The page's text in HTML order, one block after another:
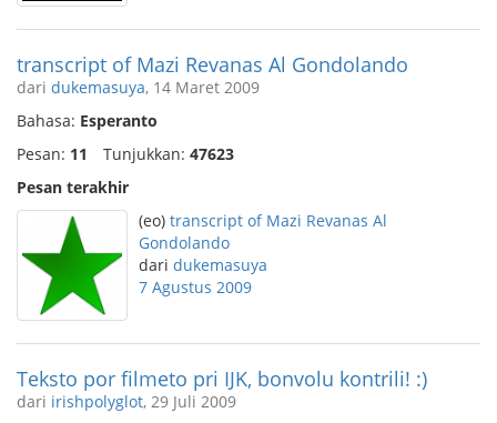
transcript of Mazi Revanas Al Gondolando
dari dukemasuya, 14 Maret 2009
Bahasa: Esperanto
Pesan: 11 Tunjukkan: 47623
Pesan terakhir
(eo) transcript of Mazi Revanas Al
Gondolando
dari dukemasuya
7 Agustus 2009
Teksto por filmeto pri IJK, bonvolu kontrili! :)
dari irishpolyglot, 29 Juli 2009